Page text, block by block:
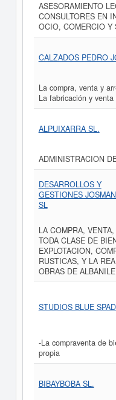
ASESORAMIENTO
CONSULTORES EN
OCIO, COMERCIO Y
CALZADOS PEDRO
La compra, venta y
La fabricación y
ALPUIXARRA SL.
ADMINISTRACION
DESARROLLOS Y
GESTIONES
SL
LA COMPRA,
TODA CLASE DE
EXPLOTACION,
RUSTICAS, Y LA
OBRAS DE
STUDIOS BLUE
-La compraventa de
propia
BIBAYBOBA SL.